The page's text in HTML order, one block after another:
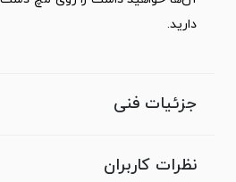
دارید.
جزئیات فنی
نظرات کاربران